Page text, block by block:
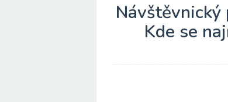
Návštěvnický
Kde se